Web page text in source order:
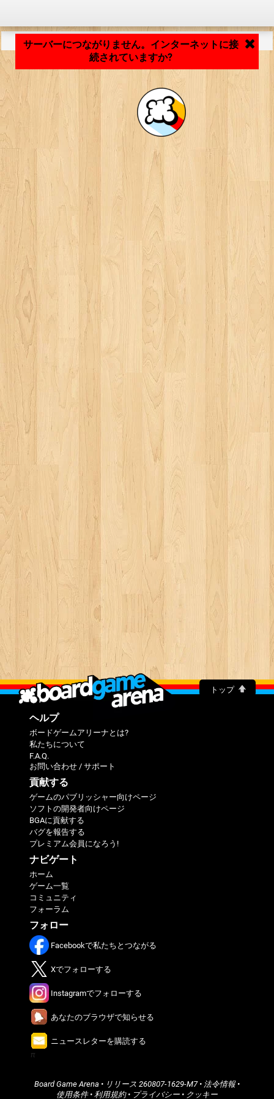
サーバーにつながりません。インターネットに接
続されていますか?
アプリケーションの読み込み中... ...
トップ
ヘルプ
ボードゲームアリーナとは?
私たちについて
F.A.Q.
お問い合わせ / サポート
貢献する
ゲームのパブリッシャー向けページ
ソフトの開発者向けページ
BGAに貢献する
バグを報告する
プレミアム会員になろう!
ナビゲート
ホーム
ゲーム一覧
コミュニティ
フォーラム
フォロー
Facebookで私たちとつながる
Xでフォローする
Instagramでフォローする
あなたのブラウザで知らせる
ニュースレターを購読する
Board Game Arena • リリース 260807-1629-M7• 法令情報•
使用条件• 利用規約• プライバシー• クッキー
π